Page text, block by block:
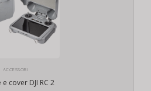
ACCESSORI
cover DJI RC 2